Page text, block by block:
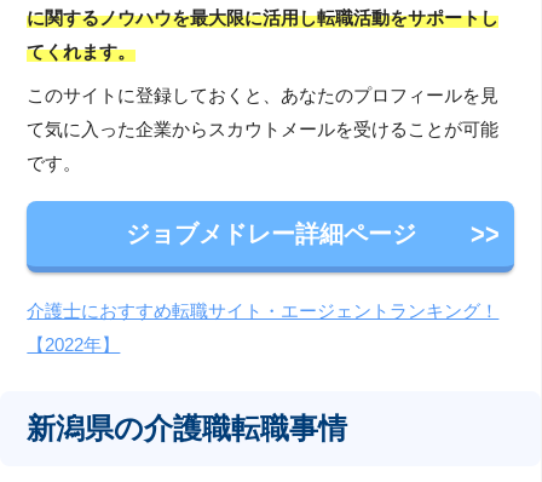
に関するノウハウを最大限に活用し転職活動をサポートし
てくれます。
このサイトに登録しておくと、あなたのプロフィールを見
て気に入った企業からスカウトメールを受けることが可能
です。
ジョブメドレー詳細ページ
介護士におすすめ転職サイト・エージェントランキング！
【2022年】
新潟県の介護職転職事情